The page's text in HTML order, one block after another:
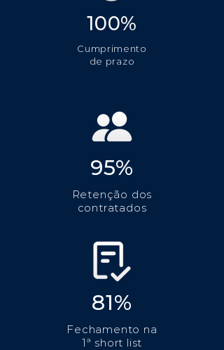
100%
Cumprimento
de prazo
95%
Retenção dos
contratados
81%
Fechamento na
1ª short list